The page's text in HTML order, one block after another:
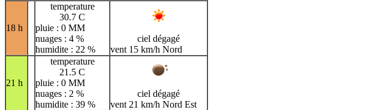
18 h
temperature
30.7 C
pluie : 0 MM
nuages : 4 %
humidite : 22 %
ciel dégagé
vent 15 km/h Nord
21 h
temperature
21.5 C
pluie : 0 MM
nuages : 2 %
humidite : 39 %
ciel dégagé
vent 21 km/h Nord Est